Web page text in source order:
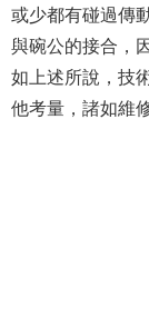
或少都有碰過傳
與碗公的接合，
如上述所說，技
他考量，諸如維